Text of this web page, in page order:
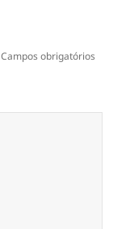
Campos obrigatórios